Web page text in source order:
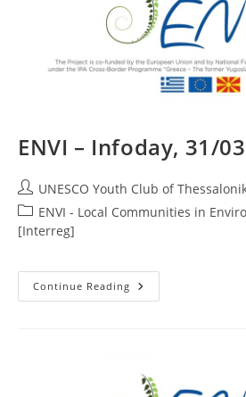
ENVI – Infoday, 31/
Post
author:
UNESCO Youth Club of
Post
category:
ENVI - Local Communities in
[Interreg]
Continue Reading ENVI
–